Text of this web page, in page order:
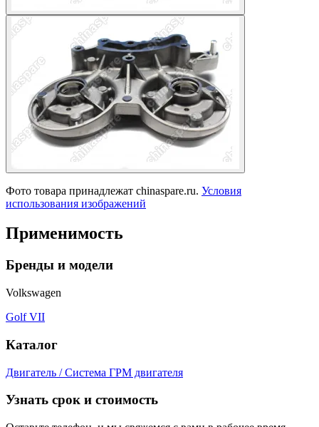
Фото товара принадлежат chinaspare.ru. Условия
использования изображений
Применимость
Бренды и модели
Volkswagen
Golf VII
Каталог
Двигатель / Система ГРМ двигателя
Узнать срок и стоимость